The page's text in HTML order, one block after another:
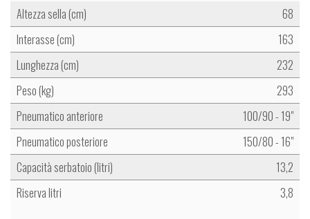
Altezza sella (cm)
68
Interasse (cm)
163
Lunghezza (cm)
232
Peso (kg)
293
Pneumatico anteriore
100/90 - 19"
Pneumatico posteriore
150/80 - 16"
Capacità serbatoio (litri)
13,2
Riserva litri
3,8